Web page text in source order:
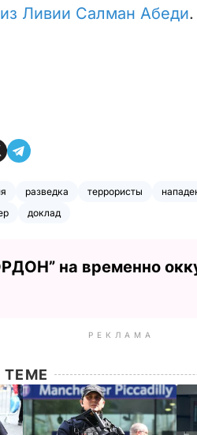
Ливии Салман Абеди.
разведка террористы
доклад
на временно
РЕКЛАМА